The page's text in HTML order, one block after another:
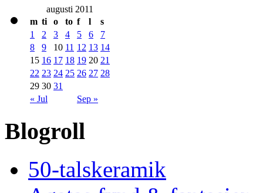
augusti 2011
m ti o to f l s
« Jul Sep »
1 2 3 4 5 6
7
8
9 10 11 12 13 14
15 16 17 18 19 20 21
22 23 24 25 26 27 28
29 30 31
Blogroll
50-talskeramik